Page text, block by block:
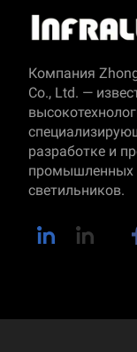
Компания
Co., Ltd. —
разработке и
промышленных
светильников.